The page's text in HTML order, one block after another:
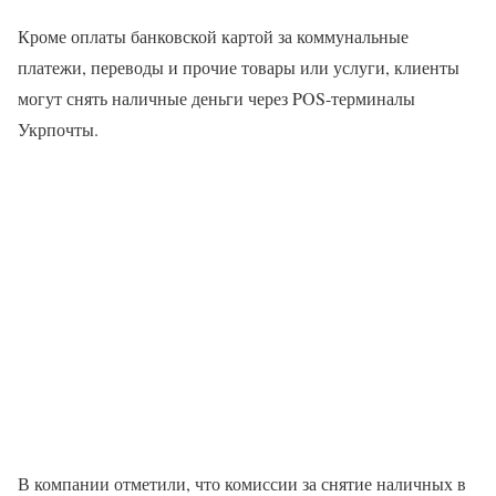
Кроме оплаты банковской картой за коммунальные
платежи, переводы и прочие товары или услуги, клиенты
могут снять наличные деньги через POS-терминалы
Укрпочты.
В компании отметили, что комиссии за снятие наличных в